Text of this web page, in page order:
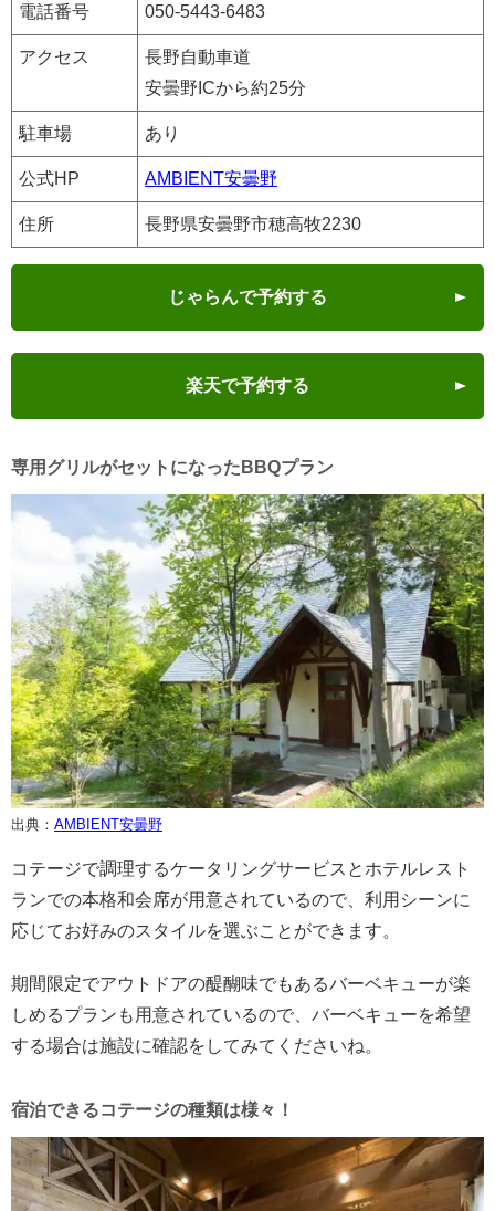
電話番号 050-5443-6483
アクセス
長野自動車道
安曇野ICから約25分
駐車場 あり
公式HP AMBIENT安曇野
住所 長野県安曇野市穂高牧2230
じゃらんで予約する
楽天で予約する
専用グリルがセットになったBBQプラン
出典： AMBIENT安曇野
コテージで調理するケータリングサービスとホテルレスト
ランでの本格和会席が用意されているので、利用シーンに
応じてお好みのスタイルを選ぶことができます。
期間限定でアウトドアの醍醐味でもあるバーベキューが楽
しめるプランも用意されているので、バーベキューを希望
する場合は施設に確認をしてみてくださいね。
宿泊できるコテージの種類は様々！